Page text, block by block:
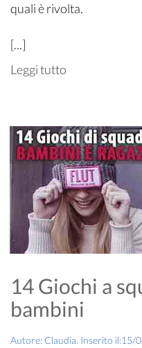
quali è rivolta.
[...]
Leggi tutto
14 Giochi a
bambini
Autore: Claudia. Inserito il:15/